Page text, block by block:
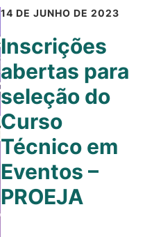
14 DE JUNHO DE 2023
Inscrições
abertas para
seleção do
Curso
Técnico em
Eventos –
PROEJA